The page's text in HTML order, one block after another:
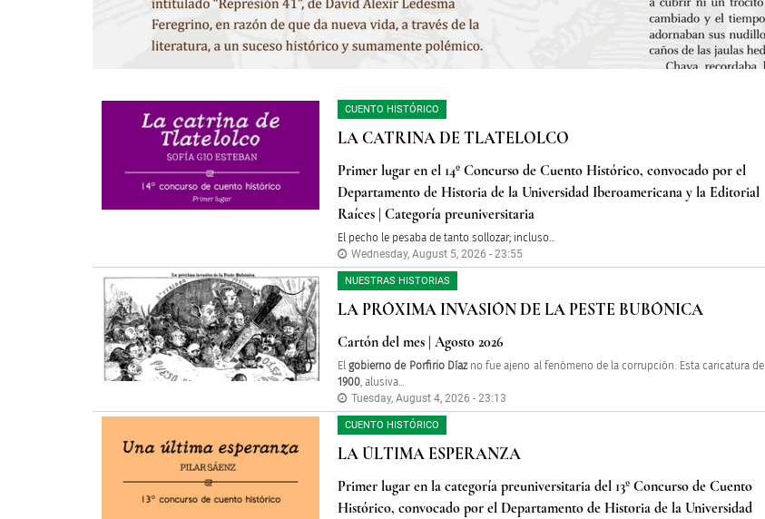
CUENTO HISTÓRICO
LA CATRINA DE TLATELOLCO
Primer lugar en el 14º Concurso de Cuento Histórico, convocado por el
Departamento de Historia de la Universidad Iberoamericana y la Editorial
Raíces | Categoría preuniversitaria
El pecho le pesaba de tanto sollozar; incluso...
Wednesday, August 5, 2026 - 23:55
NUESTRAS HISTORIAS
LA PRÓXIMA INVASIÓN DE LA PESTE BUBÓNICA
Cartón del mes | Agosto 2026
El gobierno de Porfirio Díazno fue ajeno al fenómeno de la corrupción. Esta caricatura de
1900 , alusiva...
Tuesday, August 4, 2026 - 23:13
CUENTO HISTÓRICO
LA ÚLTIMA ESPERANZA
Primer lugar en la categoría preuniversitaria del 13º Concurso de Cuento
Histórico, convocado por el Departamento de Historia de la Universidad